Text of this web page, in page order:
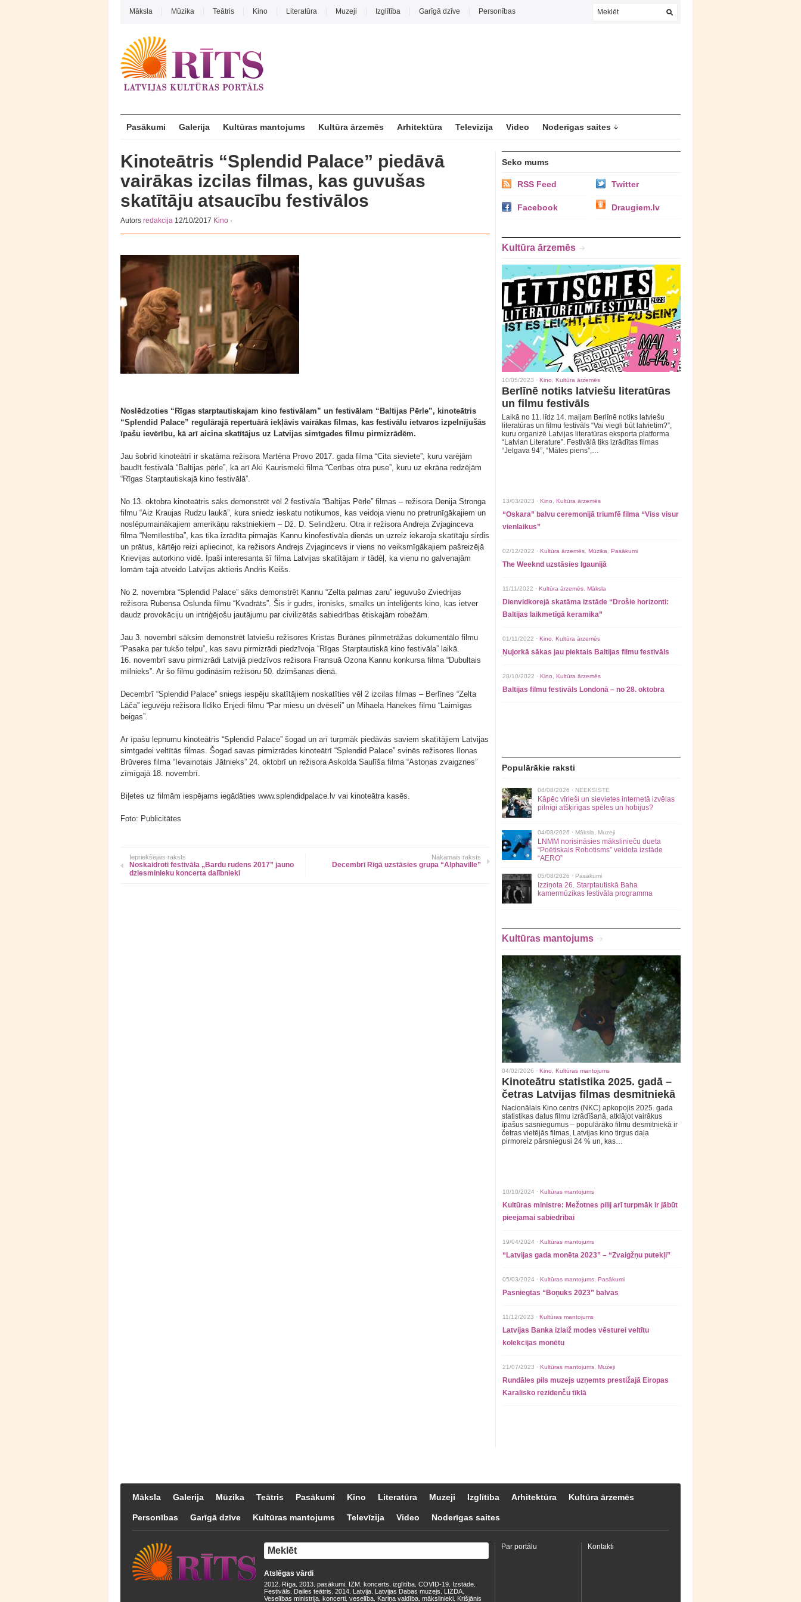
Māksla Mūzika Teātris Kino Literatūra Muzeji Izglītība Garīgā dzīve Personības
Pasākumi Galerija Kultūras mantojums Kultūra ārzemēs Arhitektūra Televīzija Video Noderīgas saites
Kinoteātris “Splendid Palace” piedāvā
vairākas izcilas filmas, kas guvušas
skatītāju atsaucību festivālos
Autors redakcija 12/10/2017 Kino ·
Noslēdzoties “Rīgas starptautiskajam kino festivālam” un festivālam “Baltijas Pērle”, kinoteātris
“Splendid Palace” regulārajā repertuārā iekļāvis vairākas filmas, kas festivālu ietvaros izpelnījušās
īpašu ievērību, kā arī aicina skatītājus uz Latvijas simtgades filmu pirmizrādēm.
Jau šobrīd kinoteātrī ir skatāma režisora Martēna Provo 2017. gada filma “Cita sieviete”, kuru varējām
baudīt festivālā “Baltijas pērle”, kā arī Aki Kaurismeki filma “Cerības otra puse”, kuru uz ekrāna redzējām
“Rīgas Starptautiskajā kino festivālā”.
No 13. oktobra kinoteātris sāks demonstrēt vēl 2 festivāla “Baltijas Pērle” filmas – režisora Denija Stronga
filmu “Aiz Kraujas Rudzu laukā”, kura sniedz ieskatu notikumos, kas veidoja vienu no pretrunīgākajiem un
noslēpumainākajiem amerikāņu rakstniekiem – Dž. D. Selindžeru. Otra ir režisora Andreja Zvjaginceva
filma “Nemīlestība”, kas tika izrādīta pirmajās Kannu kinofestivāla dienās un uzreiz iekaroja skatītāju sirdis
un prātus, kārtējo reizi apliecinot, ka režisors Andrejs Zvjagincevs ir viens no veiksmīgākajiem pašreizējā
Krievijas autorkino vidē. Īpaši interesanta šī filma Latvijas skatītājam ir tādēļ, ka vienu no galvenajām
lomām tajā atveido Latvijas aktieris Andris Keišs.
No 2. novembra “Splendid Palace” sāks demonstrēt Kannu “Zelta palmas zaru” ieguvušo Zviedrijas
režisora Rubensa Oslunda filmu “Kvadrāts”. Šis ir gudrs, ironisks, smalks un inteliģents kino, kas ietver
daudz provokāciju un intriģējošu jautājumu par civilizētās sabiedrības ētiskajām robežām.
Jau 3. novembrī sāksim demonstrēt latviešu režisores Kristas Burānes pilnmetrāžas dokumentālo filmu
“Pasaka par tukšo telpu”, kas savu pirmizrādi piedzīvoja “Rīgas Starptautiskā kino festivāla” laikā.
16. novembrī savu pirmizrādi Latvijā piedzīvos režisora Fransuā Ozona Kannu konkursa filma “Dubultais
mīlnieks”. Ar šo filmu godināsim režisoru 50. dzimšanas dienā.
Decembrī “Splendid Palace” sniegs iespēju skatītājiem noskatīties vēl 2 izcilas filmas – Berlīnes “Zelta
Lāča” ieguvēju režisora Ildiko Enjedi filmu “Par miesu un dvēseli” un Mihaela Hanekes filmu “Laimīgas
beigas”.
Ar īpašu lepnumu kinoteātris “Splendid Palace” šogad un arī turpmāk piedāvās saviem skatītājiem Latvijas
simtgadei veltītās filmas. Šogad savas pirmizrādes kinoteātrī “Splendid Palace” svinēs režisores Ilonas
Brūveres filma “Ievainotais Jātnieks” 24. oktobrī un režisora Askolda Saulīša filma “Astoņas zvaigznes”
zīmīgajā 18. novembrī.
Biļetes uz filmām iespējams iegādāties www.splendidpalace.lv vai kinoteātra kasēs.
Foto: Publicitātes
Iepriekšējais raksts
Noskaidroti festivāla „Bardu rudens 2017” jauno
dziesminieku koncerta dalībnieki
Nākamais raksts
Decembrī Rīgā uzstāsies grupa “Alphaville”
Seko mums
RSS Feed Twitter
Facebook Draugiem.lv
Kultūra ārzemēs
10/05/2023 · Kino Kultūra ārzemēs
Berlīnē notiks latviešu literatūras
un filmu festivāls
Laikā no 11. līdz 14. maijam Berlīnē notiks latviešu
literatūras un filmu festivāls “Vai viegli būt latvietim?”,
kuru organizē Latvijas literatūras eksporta platforma
“Latvian Literature”. Festivālā tiks izrādītas filmas
“Jelgava 94”, “Mātes piens”,…
13/03/2023 · Kino Kultūra ārzemēs
“Oskara” balvu ceremonijā triumfē filma “Viss visur
vienlaikus”
02/12/2022 · Kultūra ārzemēs Mūzika Pasākumi
The Weeknd uzstāsies Igaunijā
11/11/2022 · Kultūra ārzemēs Māksla
Dienvidkorejā skatāma izstāde “Drošie horizonti:
Baltijas laikmetīgā keramika”
01/11/2022 · Kino Kultūra ārzemēs
Ņujorkā sākas jau piektais Baltijas filmu festivāls
28/10/2022 · Kino Kultūra ārzemēs
Baltijas filmu festivāls Londonā – no 28. oktobra
Populārākie raksti
04/08/2026 · NEEKSISTE
Kāpēc vīrieši un sievietes internetā izvēlas
pilnīgi atšķirīgas spēles un hobijus?
04/08/2026 · Māksla Muzeji
LNMM norisināsies mākslinieču dueta
“Poētiskais Robotisms” veidota izstāde
“AERO”
05/08/2026 · Pasākumi
Izziņota 26. Starptautiskā Baha
kamermūzikas festivāla programma
Kultūras mantojums
04/02/2026 · Kino Kultūras mantojums
Kinoteātru statistika 2025. gadā –
četras Latvijas filmas desmitniekā
Nacionālais Kino centrs (NKC) apkopojis 2025. gada
statistikas datus filmu izrādīšanā, atklājot vairākus
īpašus sasniegumus – populārāko filmu desmitniekā ir
četras vietējās filmas, Latvijas kino tirgus daļa
pirmoreiz pārsniegusi 24 % un, kas…
10/10/2024 · Kultūras mantojums
Kultūras ministre: Mežotnes pilij arī turpmāk ir jābūt
pieejamai sabiedrībai
19/04/2024 · Kultūras mantojums
“Latvijas gada monēta 2023” – “Zvaigžņu putekļi”
05/03/2024 · Kultūras mantojums Pasākumi
Pasniegtas “Boņuks 2023” balvas
11/12/2023 · Kultūras mantojums
Latvijas Banka izlaiž modes vēsturei veltītu
kolekcijas monētu
21/07/2023 · Kultūras mantojums Muzeji
Rundāles pils muzejs uzņemts prestižajā Eiropas
Karalisko rezidenču tīklā
Māksla Galerija Mūzika Teātris Pasākumi Kino Literatūra Muzeji Izglītība Arhitektūra Kultūra ārzemēs
Personības Garīgā dzīve Kultūras mantojums Televīzija Video Noderīgas saites
Atslēgas vārdi
2012 Rīga 2013 pasākumi IZM koncerts izglītība COVID-19 Izstāde
Festivāls Dailes teātris 2014 Latvija Latvijas Dabas muzejs LIZDA
Veselības ministrija koncerti veselība Kariņa valdība mākslinieki Krišjānis
Par portālu Kontakti